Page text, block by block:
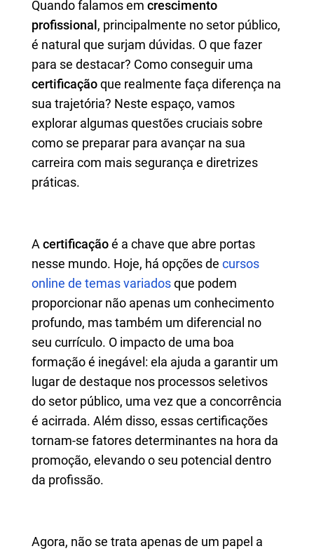
Quando falamos em crescimento
profissional, principalmente no setor público,
é natural que surjam dúvidas. O que fazer
para se destacar? Como conseguir uma
certificaçãoque realmente faça diferença na
sua trajetória? Neste espaço, vamos
explorar algumas questões cruciais sobre
como se preparar para avançar na sua
carreira com mais segurança e diretrizes
práticas.
A certificaçãoé a chave que abre portas
nesse mundo. Hoje, há opções de cursos
online de temas variadosque podem
proporcionar não apenas um conhecimento
profundo, mas também um diferencial no
seu currículo. O impacto de uma boa
formação é inegável: ela ajuda a garantir um
lugar de destaque nos processos seletivos
do setor público, uma vez que a concorrência
é acirrada. Além disso, essas certificações
tornam-se fatores determinantes na hora da
promoção, elevando o seu potencial dentro
da profissão.
Agora, não se trata apenas de um papel a